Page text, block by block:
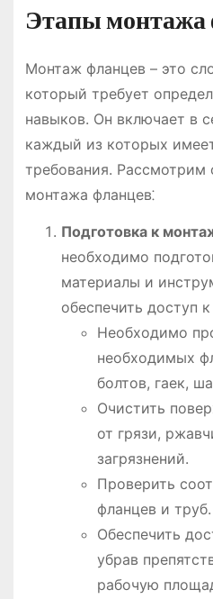
Этапы монтажа
Монтаж фланцев – это
который требует
навыков. Он включает в
каждый из которых
требования. Рассмотрим
монтажа фланцев⁚
Подготовка к
необходимо
материалы и
обеспечить доступ
Необходимо
необходимых
болтов, гаек,
Очистить
от грязи,
загрязнений.
Проверить
фланцев и труб.
Обеспечить
убрав
рабочую